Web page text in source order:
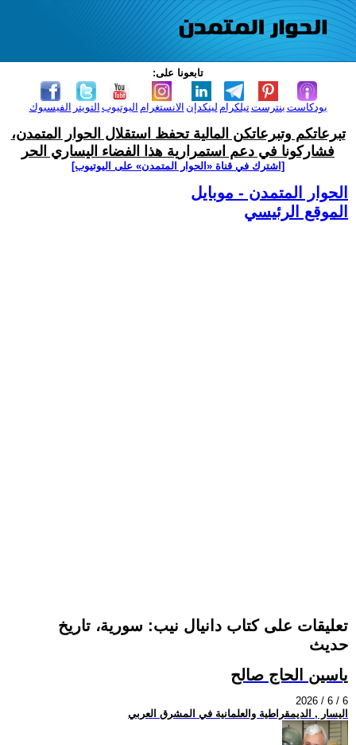
تابعونا على:
الفيسبوك التويتر اليوتيوب الانستغرام لينكدإن تيلكرامبنترست بودكاست
تبرعاتكم وتبرعاتكن المالية تحفظ استقلال الحوار المتمدن،
فشاركونا في دعم استمرارية هذا الفضاء اليساري الحر
[اشترك في قناة ‫«الحوار المتمدن» على اليوتيوب]
الحوار المتمدن - موبايل
الموقع الرئيسي
تعليقات على كتاب دانيال نيب: سورية، تاريخ
حديث
ياسين الحاج صالح
2026 / 6 / 6
اليسار , الديمقراطية والعلمانية في المشرق العربي